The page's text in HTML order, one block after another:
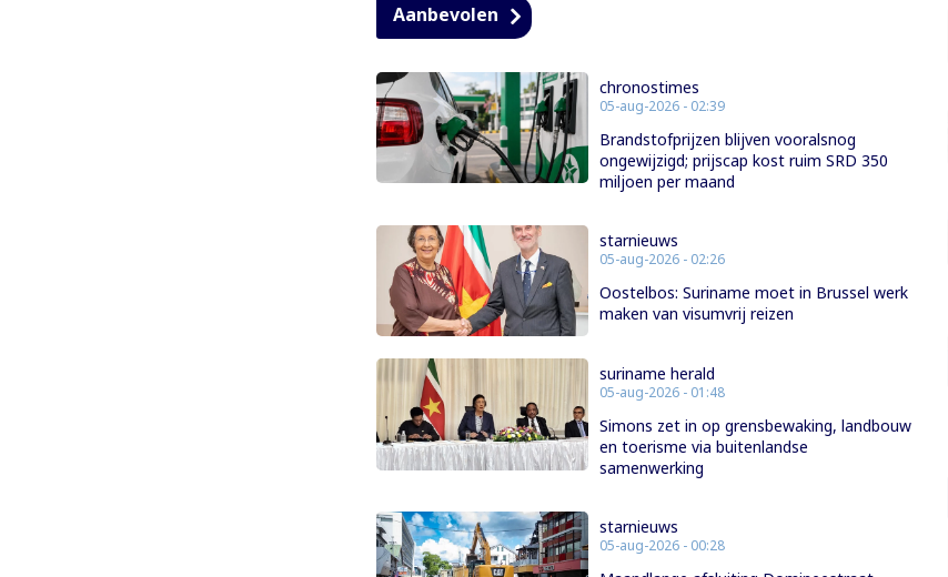
Aanbevolen
chronostimes
05-aug-2026 - 02:39
Brandstofprijzen blijven vooralsnog
ongewijzigd; prijscap kost ruim SRD 350
miljoen per maand
starnieuws
05-aug-2026 - 02:26
Oostelbos: Suriname moet in Brussel werk
maken van visumvrij reizen
suriname herald
05-aug-2026 - 01:48
Simons zet in op grensbewaking, landbouw
en toerisme via buitenlandse
samenwerking
starnieuws
05-aug-2026 - 00:28